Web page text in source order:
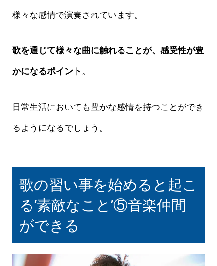
様々な感情で演奏されています。
歌を通じて様々な曲に触れることが、感受性が豊
かになるポイント。
日常生活においても豊かな感情を持つことができ
るようになるでしょう。
歌の習い事を始めると起こ
る’素敵なこと’⑤音楽仲間
ができる